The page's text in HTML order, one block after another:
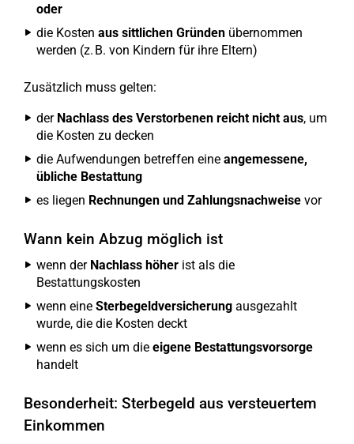
oder
die Kosten aus sittlichen Gründen übernommen
werden (z. B. von Kindern für ihre Eltern)
Zusätzlich muss gelten:
der Nachlass des Verstorbenen reicht nicht aus, um
die Kosten zu decken
die Aufwendungen betreffen eine angemessene,
übliche Bestattung
es liegen Rechnungen und Zahlungsnachweise vor
Wann kein Abzug möglich ist
wenn der Nachlass höher ist als die
Bestattungskosten
wenn eine Sterbegeldversicherung ausgezahlt
wurde, die die Kosten deckt
wenn es sich um die eigene Bestattungsvorsorge
handelt
Besonderheit: Sterbegeld aus versteuertem
Einkommen